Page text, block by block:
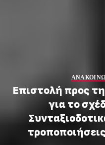
Επιστολή προς
για το